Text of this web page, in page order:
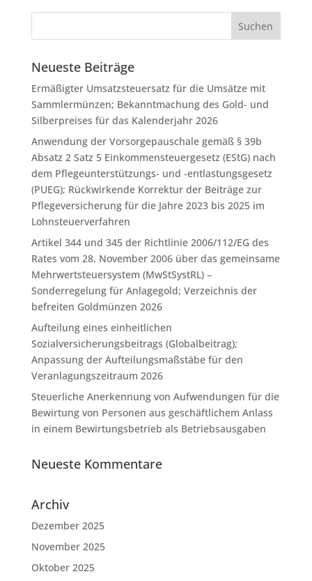
Neueste Beiträge
Ermäßigter Umsatzsteuersatz für die Umsätze mit
Sammlermünzen; Bekanntmachung des Gold- und
Silberpreises für das Kalenderjahr 2026
Anwendung der Vorsorgepauschale gemäß § 39b
Absatz 2 Satz 5 Einkommensteuergesetz (EStG) nach
dem Pflegeunterstützungs- und -entlastungsgesetz
(PUEG); Rückwirkende Korrektur der Beiträge zur
Pflegeversicherung für die Jahre 2023 bis 2025 im
Lohnsteuerverfahren
Artikel 344 und 345 der Richtlinie 2006/112/EG des
Rates vom 28. November 2006 über das gemeinsame
Mehrwertsteuersystem (MwStSystRL) –
Sonderregelung für Anlagegold; Verzeichnis der
befreiten Goldmünzen 2026
Aufteilung eines einheitlichen
Sozialversicherungsbeitrags (Globalbeitrag);
Anpassung der Aufteilungsmaßstäbe für den
Veranlagungszeitraum 2026
Steuerliche Anerkennung von Aufwendungen für die
Bewirtung von Personen aus geschäftlichem Anlass
in einem Bewirtungsbetrieb als Betriebsausgaben
Neueste Kommentare
Archiv
Dezember 2025
November 2025
Oktober 2025